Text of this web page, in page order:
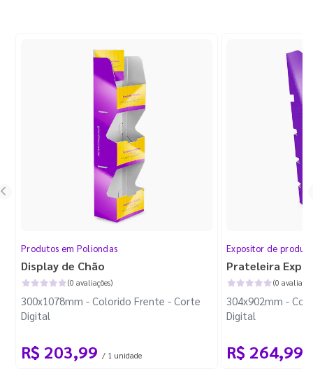
Produtos em Poliondas
Display de Chão
(0 avaliações)
300x1078mm - Colorido Frente - Corte
Digital
R$ 203,99 / 1 unidade
Expositor de
Prateleira
(0
304x902mm -
Digital
R$ 264,99